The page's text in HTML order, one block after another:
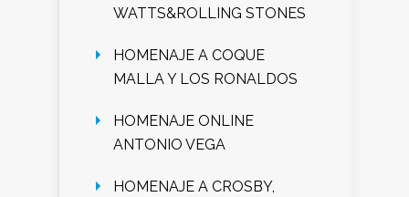
WATTS&ROLLING STONES
HOMENAJE A COQUE
MALLA Y LOS RONALDOS
HOMENAJE ONLINE
ANTONIO VEGA
HOMENAJE A CROSBY,